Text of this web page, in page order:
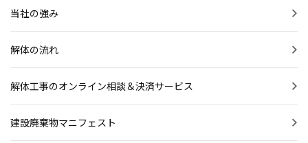
当社の強み
解体の流れ
解体工事のオンライン相談＆決済サービス
建設廃棄物マニフェスト